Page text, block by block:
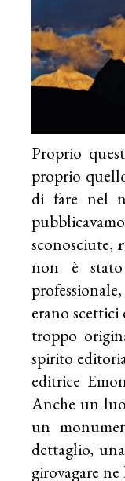
Proprio
proprio
di fare nel
sconosciute,
non è
erano
troppo
spirito
editrice
Anche un
un
dettaglio,
girovagare